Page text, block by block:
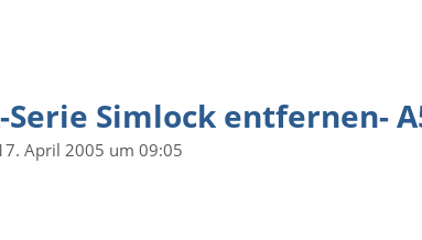
Serie Simlock entfernen-
April 2005 um 09:05